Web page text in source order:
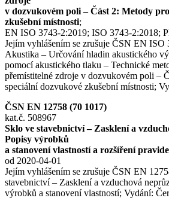
v dozvukovém poli – Část 2: Metody
zkušební místnosti;
EN ISO 3743-2:2019; ISO 3743-2:2018;
Jejím vyhlášením se zrušuje ČSN EN ISO
Akustika – Určování hladin akustického
pomocí akustického tlaku – Technické
přemístitelné zdroje v dozvukovém poli –
speciální dozvukové zkušební místnosti;
ČSN EN 12758 (70 1017)
kat.č. 508967
Sklo ve stavebnictví – Zasklení a
Popisy výrobků
a stanovení vlastností a rozšíření
od 2020-04-01
Jejím vyhlášením se zrušuje ČSN EN
stavebnictví – Zasklení a vzduchová
výrobků a stanovení vlastností; Vydání: